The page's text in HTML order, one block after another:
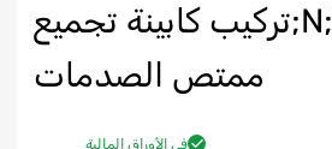
N;T357081;تركيب كابينة تجميع
ممتص الصدمات
في الأوراق المالية